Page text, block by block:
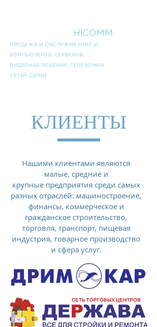
HICOMM
ПРОДАЖА И ОБСЛУЖИВАНИЕ 1С,
КОМПЬЮТЕРОВ, СЕРВЕРОВ,
ВИДЕОНАБЛЮДЕНИЯ, ТЕЛЕФОНИИ,
СЕТЕЙ СВЯЗИ
КЛИЕНТЫ
Нашими клиентами являются
малые, средние и
крупные предприятия среди самых
разных отраслей: машиностроение,
финансы, коммерческое и
гражданское строительство,
торговля, транспорт, пищевая
индустрия, товарное производство
и сфера услуг.